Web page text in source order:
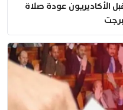
الأكاديريون عودة صلاة